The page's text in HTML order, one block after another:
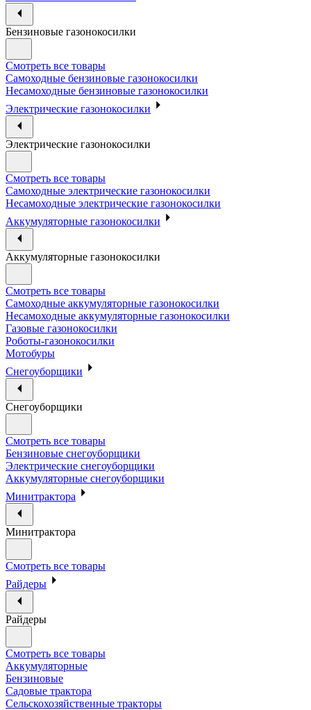
Бензиновые газонокосилки
Смотреть все товары
Самоходные бензиновые газонокосилки
Несамоходные бензиновые газонокосилки
Электрические газонокосилки
Электрические газонокосилки
Смотреть все товары
Самоходные электрические газонокосилки
Несамоходные электрические газонокосилки
Аккумуляторные газонокосилки
Аккумуляторные газонокосилки
Смотреть все товары
Самоходные аккумуляторные газонокосилки
Несамоходные аккумуляторные газонокосилки
Газовые газонокосилки
Роботы-газонокосилки
Мотобуры
Снегоуборщики
Снегоуборщики
Смотреть все товары
Бензиновые снегоуборщики
Электрические снегоуборщики
Аккумуляторные снегоуборщики
Минитрактора
Минитрактора
Смотреть все товары
Райдеры
Райдеры
Смотреть все товары
Аккумуляторные
Бензиновые
Садовые трактора
Сельскохозяйственные тракторы